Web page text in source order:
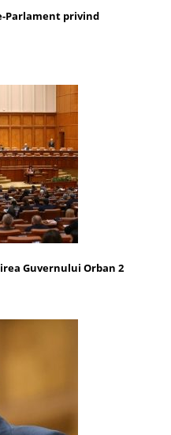
Parlament privind
Guvernului Orban 2